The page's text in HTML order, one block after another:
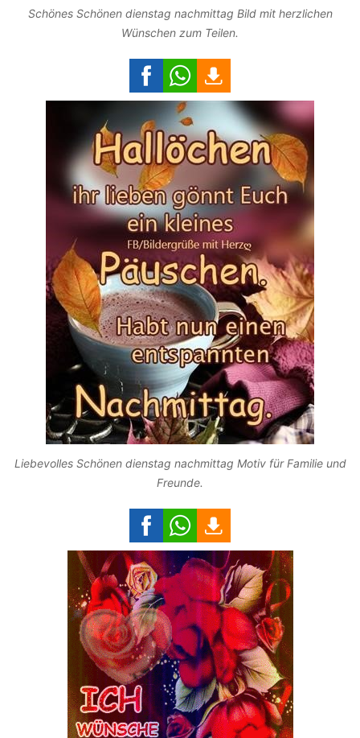
Schönes Schönen dienstag nachmittag Bild mit herzlichen
Wünschen zum Teilen.
Liebevolles Schönen dienstag nachmittag Motiv für Familie und
Freunde.